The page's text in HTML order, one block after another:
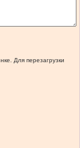
Для перезагрузки